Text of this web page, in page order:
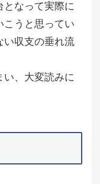
となって実際に
こうと思ってい
い収支の垂れ流
い、大変読みに